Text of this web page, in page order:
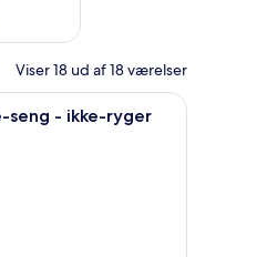
Viser 18 ud af 18 værelser
hotelværelse med en stor
seng - ikke-ryger